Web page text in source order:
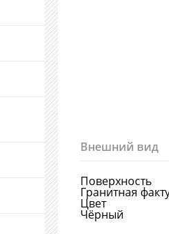
Внешний вид
Поверхность
Гранитная
Цвет
Чёрный